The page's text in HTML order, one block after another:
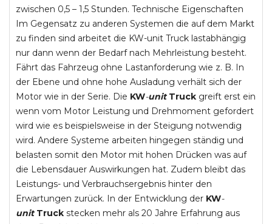
zwischen 0,5 – 1,5 Stunden. Technische Eigenschaften
Im Gegensatz zu anderen Systemen die auf dem Markt
zu finden sind arbeitet die KW-unit Truck lastabhängig
nur dann wenn der Bedarf nach Mehrleistung besteht.
Fährt das Fahrzeug ohne Lastanforderung wie z. B. In
der Ebene und ohne hohe Ausladung verhält sich der
Motor wie in der Serie. Die KW-unit Truck greift erst ein
wenn vom Motor Leistung und Drehmoment gefordert
wird wie es beispielsweise in der Steigung notwendig
wird. Andere Systeme arbeiten hingegen ständig und
belasten somit den Motor mit hohen Drücken was auf
die Lebensdauer Auswirkungen hat. Zudem bleibt das
Leistungs- und Verbrauchsergebnis hinter den
Erwartungen zurück. In der Entwicklung der KW-
unit Truck stecken mehr als 20 Jahre Erfahrung aus